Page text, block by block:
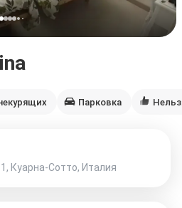
Парковка
Куарна-Сотто, Италия